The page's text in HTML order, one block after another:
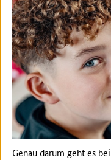
Genau darum geht es